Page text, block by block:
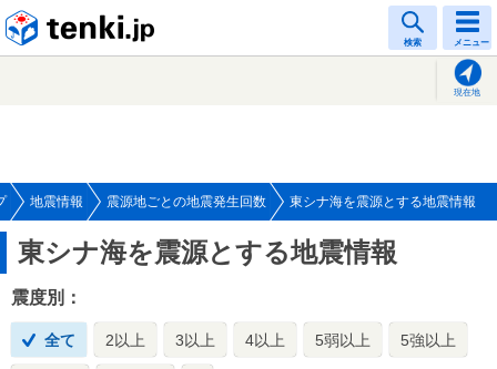
検索 メニュー
現在地
地震情報 震源地ごとの地震発生回数 東シナ海を震源とする地震情報
東シナ海を震源とする地震情報
震度別：
全て 2以上 3以上 4以上 5弱以上 5強以上